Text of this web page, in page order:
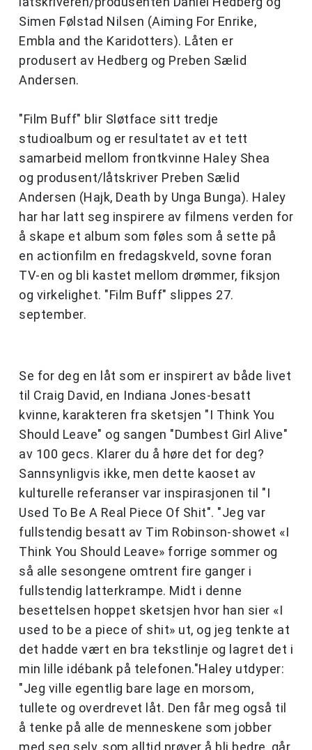
Simen Følstad Nilsen (Aiming For Enrike,
Embla and the Karidotters). Låten er
produsert av Hedberg og Preben Sælid
Andersen.
"Film Buff" blir Sløtface sitt tredje
studioalbum og er resultatet av et tett
samarbeid mellom frontkvinne Haley Shea
og produsent/låtskriver Preben Sælid
Andersen (Hajk, Death by Unga Bunga). Haley
har har latt seg inspirere av filmens verden for
å skape et album som føles som å sette på
en actionfilm en fredagskveld, sovne foran
TV-en og bli kastet mellom drømmer, fiksjon
og virkelighet. "Film Buff" slippes 27.
september.
Se for deg en låt som er inspirert av både livet
til Craig David, en Indiana Jones-besatt
kvinne, karakteren fra sketsjen "I Think You
Should Leave" og sangen "Dumbest Girl Alive"
av 100 gecs. Klarer du å høre det for deg?
Sannsynligvis ikke, men dette kaoset av
kulturelle referanser var inspirasjonen til "I
Used To Be A Real Piece Of Shit". "Jeg var
fullstendig besatt av Tim Robinson-showet «I
Think You Should Leave» forrige sommer og
så alle sesongene omtrent fire ganger i
fullstendig latterkrampe. Midt i denne
besettelsen hoppet sketsjen hvor han sier «I
used to be a piece of shit» ut, og jeg tenkte at
det hadde vært en bra tekstlinje og lagret det i
min lille idébank på telefonen."Haley utdyper:
"Jeg ville egentlig bare lage en morsom,
tullete og overdrevet låt. Den får meg også til
å tenke på alle de menneskene som jobber
med seg selv, som alltid prøver å bli bedre, går